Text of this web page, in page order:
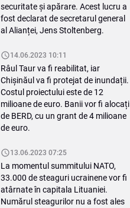
securitate și apărare. Acest lucru a
fost declarat de secretarul general
al Alianței, Jens Stoltenberg.
14.06.2023 10:11
Râul Taur va fi reabilitat, iar
Chișinăul va fi protejat de inundații.
Costul proiectului este de 12
milioane de euro. Banii vor fi alocați
de BERD, cu un grant de 4 milioane
de euro.
13.06.2023 07:25
La momentul summitului NATO,
33.000 de steaguri ucrainene vor fi
atârnate în capitala Lituaniei.
Numărul steagurilor nu a fost ales